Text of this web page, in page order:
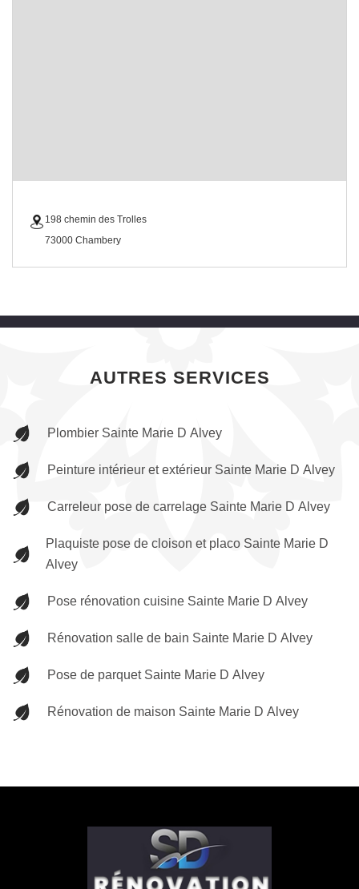
198 chemin des Trolles
73000 Chambery
AUTRES SERVICES
Plombier Sainte Marie D Alvey
Peinture intérieur et extérieur Sainte Marie D Alvey
Carreleur pose de carrelage Sainte Marie D Alvey
Plaquiste pose de cloison et placo Sainte Marie D
Alvey
Pose rénovation cuisine Sainte Marie D Alvey
Rénovation salle de bain Sainte Marie D Alvey
Pose de parquet Sainte Marie D Alvey
Rénovation de maison Sainte Marie D Alvey